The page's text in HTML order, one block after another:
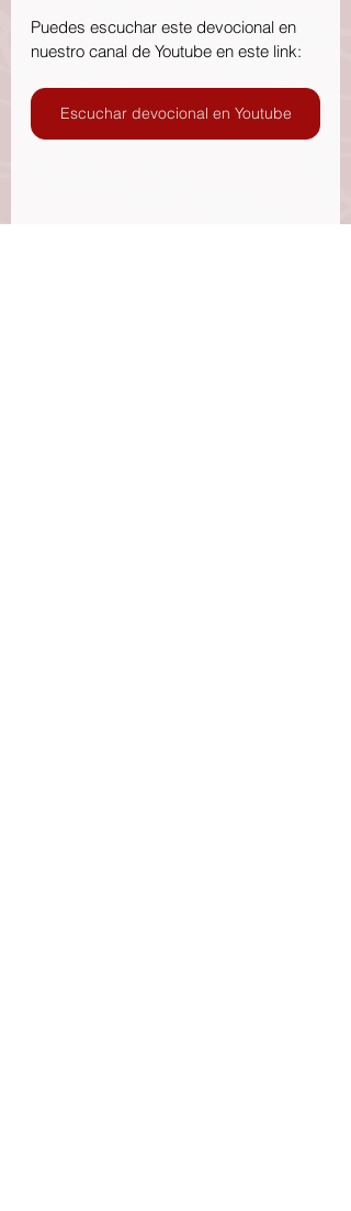
Puedes escuchar este devocional en
nuestro canal de Youtube en este link:
Escuchar devocional en Youtube